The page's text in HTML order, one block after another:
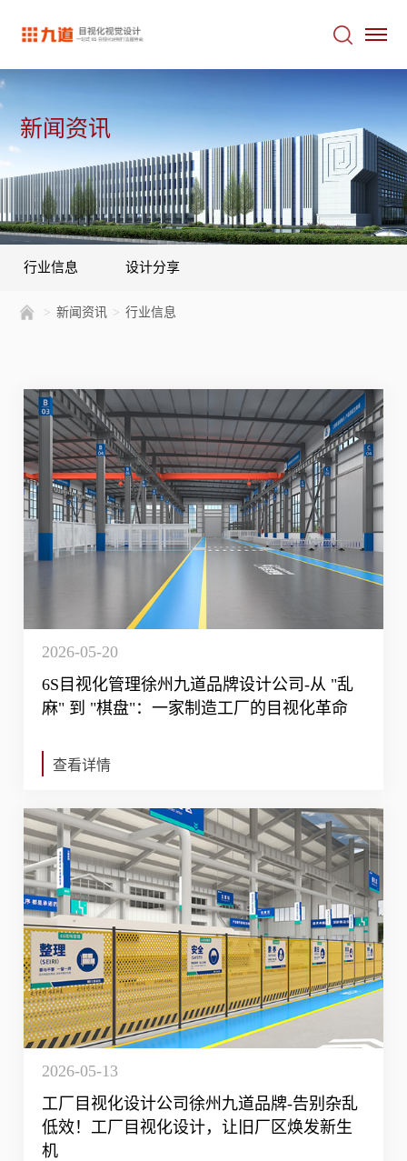
新闻资讯
行业信息 设计分享
> 新闻资讯 > 行业信息
2026-05-20
6S目视化管理徐州九道品牌设计公司-从 "乱
麻" 到 "棋盘"：一家制造工厂的目视化革命
查看详情
2026-05-13
工厂目视化设计公司徐州九道品牌-告别杂乱
低效！工厂目视化设计，让旧厂区焕发新生
机